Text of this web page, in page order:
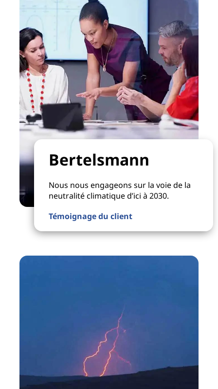
Bertelsmann
Nous nous engageons sur la voie de la
neutralité climatique d’ici à 2030.
Témoignage du client